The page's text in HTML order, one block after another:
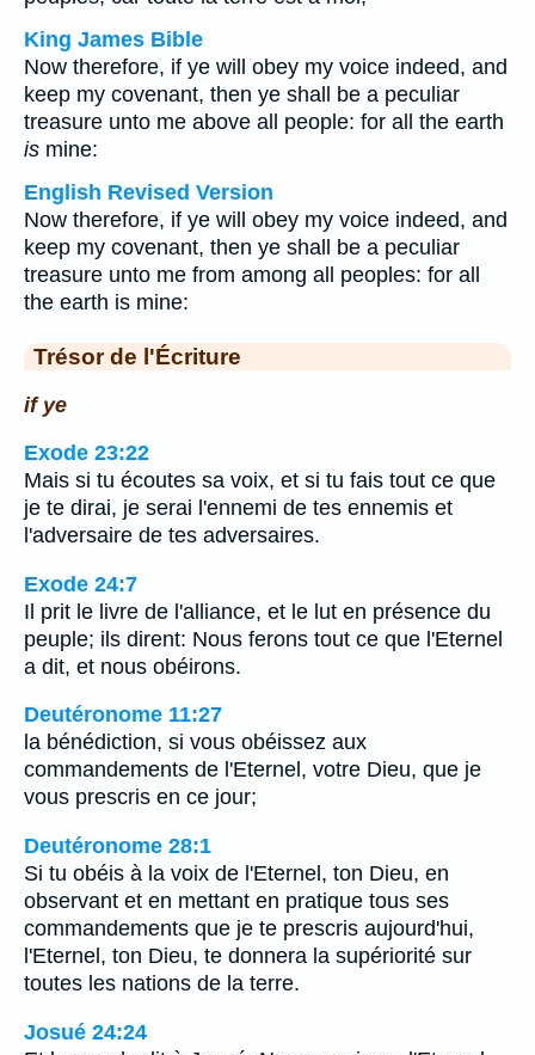
King James Bible
Now therefore, if ye will obey my voice indeed, and
keep my covenant, then ye shall be a peculiar
treasure unto me above all people: for all the earth
is mine:
English Revised Version
Now therefore, if ye will obey my voice indeed, and
keep my covenant, then ye shall be a peculiar
treasure unto me from among all peoples: for all
the earth is mine:
Trésor de l'Écriture
if ye
Exode 23:22
Mais si tu écoutes sa voix, et si tu fais tout ce que
je te dirai, je serai l'ennemi de tes ennemis et
l'adversaire de tes adversaires.
Exode 24:7
Il prit le livre de l'alliance, et le lut en présence du
peuple; ils dirent: Nous ferons tout ce que l'Eternel
a dit, et nous obéirons.
Deutéronome 11:27
la bénédiction, si vous obéissez aux
commandements de l'Eternel, votre Dieu, que je
vous prescris en ce jour;
Deutéronome 28:1
Si tu obéis à la voix de l'Eternel, ton Dieu, en
observant et en mettant en pratique tous ses
commandements que je te prescris aujourd'hui,
l'Eternel, ton Dieu, te donnera la supériorité sur
toutes les nations de la terre.
Josué 24:24